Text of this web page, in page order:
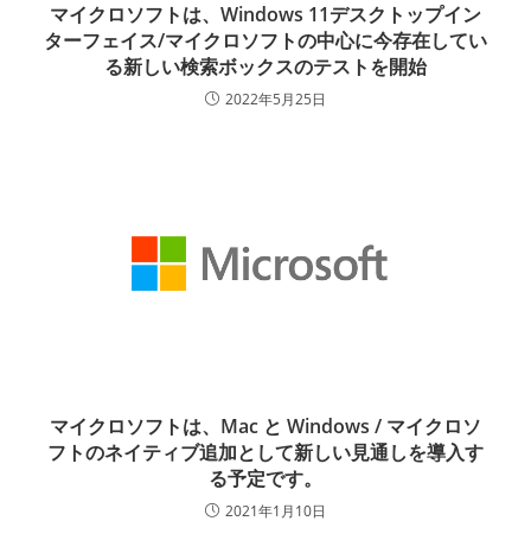
マイクロソフトは、Windows 11デスクトップイン
ターフェイス/マイクロソフトの中心に今存在してい
る新しい検索ボックスのテストを開始
2022年5月25日
マイクロソフトは、Mac と Windows / マイクロソ
フトのネイティブ追加として新しい見通しを導入す
る予定です。
2021年1月10日